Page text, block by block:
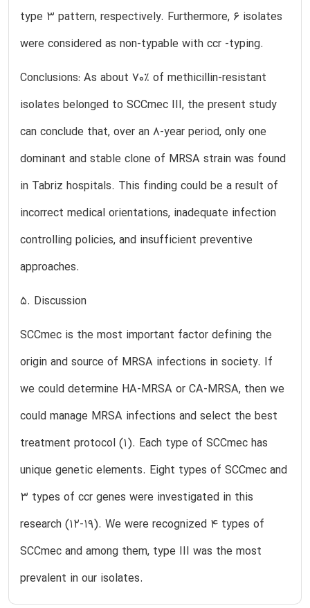
type 3 pattern, respectively. Furthermore, 6 isolates
were considered as non-typable with ccr -typing.
Conclusions: As about 70% of methicillin-resistant
isolates belonged to SCCmec III, the present study
can conclude that, over an 8-year period, only one
dominant and stable clone of MRSA strain was found
in Tabriz hospitals. This finding could be a result of
incorrect medical orientations, inadequate infection
controlling policies, and insufficient preventive
approaches.
5. Discussion
SCCmec is the most important factor defining the
origin and source of MRSA infections in society. If
we could determine HA-MRSA or CA-MRSA, then we
could manage MRSA infections and select the best
treatment protocol (1). Each type of SCCmec has
unique genetic elements. Eight types of SCCmec and
3 types of ccr genes were investigated in this
research (12-19). We were recognized 4 types of
SCCmec and among them, type III was the most
prevalent in our isolates.